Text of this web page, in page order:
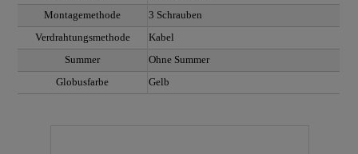
Montagemethode
3 Schrauben
Verdrahtungsmethode
Kabel
Summer
Ohne Summer
Globusfarbe
Gelb